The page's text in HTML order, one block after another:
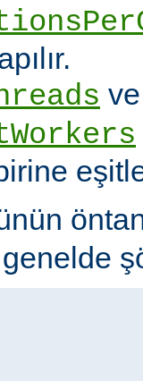
ve
genelde